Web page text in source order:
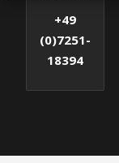
+49
(0)7251-
18394